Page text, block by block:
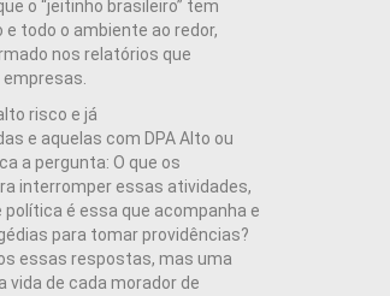
o “jeitinho brasileiro” tem
todo o ambiente ao redor,
nos relatórios que
risco e já
e aquelas com DPA Alto ou
a pergunta: O que os
interromper essas atividades,
é essa que acompanha e
para tomar providências?
essas respostas, mas uma
vida de cada morador de